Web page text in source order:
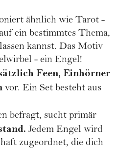
ähnlich wie Tarot -
ein bestimmtes Thema,
kannst. Das Motiv
- ein Engel!
Feen, Einhörner
vor. Ein Set besteht aus
befragt, sucht primär
Jedem Engel wird
zugeordnet, die dich